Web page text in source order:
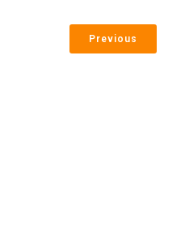
Previous